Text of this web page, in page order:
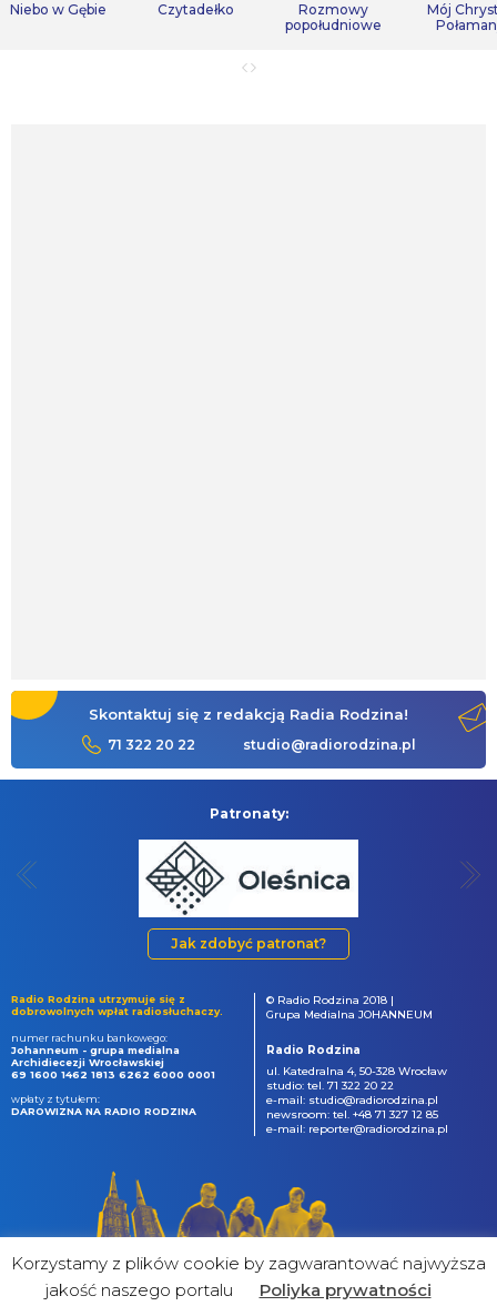
Niebo w Gębie Czytadełko
Rozmowy
popołudniowe
Mój
Skontaktuj się z redakcją Radia Rodzina!
71 322 20 22 studio@radiorodzina.pl
Patronaty:
Jak zdobyć patronat?
Radio Rodzina utrzymuje się z
dobrowolnych wpłat radiosłuchaczy.
numer rachunku bankowego:
Johanneum - grupa medialna
Archidiecezji Wrocławskiej
69 1600 1462 1813 6262 6000 0001
wpłaty z tytułem:
DAROWIZNA NA RADIO RODZINA
© Radio Rodzina 2018 |
Grupa Medialna JOHANNEUM
Radio Rodzina
ul. Katedralna 4, 50-328 Wrocław
studio: tel. 71 322 20 22
e-mail: studio@radiorodzina.pl
newsroom: tel. +48 71 327 12 85
e-mail: reporter@radiorodzina.pl
Korzystamy z plików cookie by zagwarantować najwyższa
jakość naszego portalu
Poliyka prywatności